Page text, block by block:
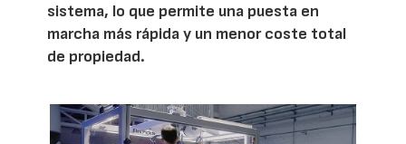
sistema, lo que permite una puesta en
marcha más rápida y un menor coste total
de propiedad.